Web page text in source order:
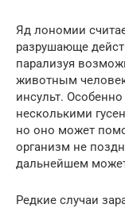
Яд лономии
разрушающе
парализуя
животным
инсульт.
несколькими
но оно может
организм не
дальнейшем
Редкие случаи